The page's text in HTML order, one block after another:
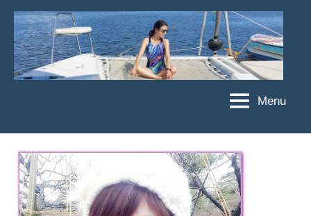
Skip
content
菲
亞
娃
JEFFIA
亞
娃
粉
絲
Menu